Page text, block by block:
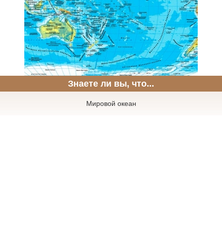
Знаете ли вы, что...
Мировой океан